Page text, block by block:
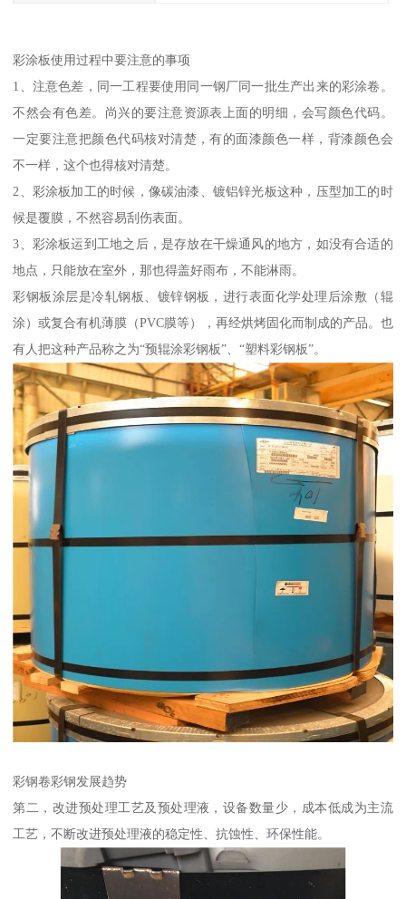
彩涂板使用过程中要注意的事项
1、注意色差，同一工程要使用同一钢厂同一批生产出来的彩涂卷。
不然会有色差。尚兴的要注意资源表上面的明细，会写颜色代码。
一定要注意把颜色代码核对清楚，有的面漆颜色一样，背漆颜色会
不一样，这个也得核对清楚。
2、彩涂板加工的时候，像碳油漆、镀铝锌光板这种，压型加工的时
候是覆膜，不然容易刮伤表面。
3、彩涂板运到工地之后，是存放在干燥通风的地方，如没有合适的
地点，只能放在室外，那也得盖好雨布，不能淋雨。
彩钢板涂层是冷轧钢板、镀锌钢板，进行表面化学处理后涂敷（辊
涂）或复合有机薄膜（PVC膜等），再经烘烤固化而制成的产品。也
有人把这种产品称之为“预辊涂彩钢板”、“塑料彩钢板”。
彩钢卷彩钢发展趋势
第二，改进预处理工艺及预处理液，设备数量少，成本低成为主流
工艺，不断改进预处理液的稳定性、抗蚀性、环保性能。